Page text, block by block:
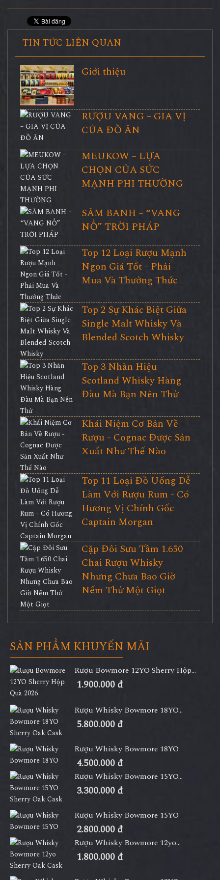
TIN TỨC LIÊN QUAN
Giới thiệu
RƯỢU VANG – GIA VỊ
CỦA ĐỒ ĂN
MEUKOW – LỰA
CHỌN CỦA SỨC
MẠNH PHI THƯỜNG
SÂM BANH – “VANG
NỔ” TRỜI PHÁP
Top 12 Loại Rượu Mạnh
Ngon Giá Tốt - Phải
Mua Và Thưởng Thức
Top 2 Sự Khác Biệt Giữa
Single Malt Whisky Và
Blended Scotch Whisky
Top 3 Nhãn Hiệu
Scotland Whisky Hàng
Đàu Mà Bạn Nên Thử
Khái Niệm Cơ Bản Về
Rượu - Cognac Được Sản
Xuất Như Thế Nào
Top 11 Loại Đồ Uống Dễ
Làm Với Rượu Rum - Có
Hương Vị Chính Gốc
Captain Morgan
Cặp Đôi Sưu Tầm 1.650
Chai Rượu Whisky
Nhưng Chưa Bao Giờ
Nếm Thử Một Giọt
SẢN PHẨM KHUYẾN MÃI
Rượu Bowmore 12YO Sherry Hộp...
1.900.000 đ
Rượu Whisky Bowmore 18YO...
5.800.000 đ
Rượu Whisky Bowmore 18YO
4.500.000 đ
Rượu Whisky Bowmore 15YO...
3.300.000 đ
Rượu Whisky Bowmore 15YO
2.800.000 đ
Rượu Whisky Bowmore 12yo...
1.800.000 đ